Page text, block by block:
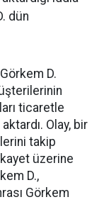
dün
D.
ticaretle
Olay, bir
takip
üzerine
D.,
Görkem